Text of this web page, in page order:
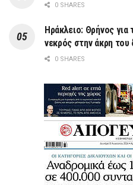
0 SHARES
Ηράκλειο: Θρήνος
νεκρός στην άκρη
0 SHARES